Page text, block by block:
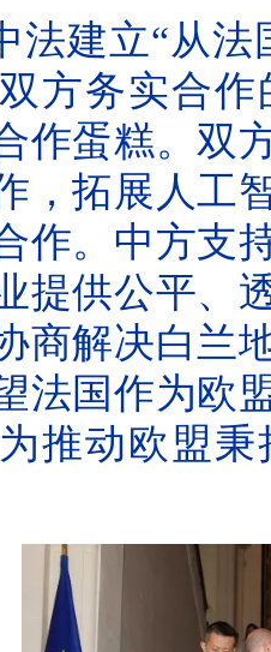
法建立“从
方务实合
作蛋糕。双
，拓展人工
作。中方支
提供公平、
商解决白兰
法国作为欧
推动欧盟